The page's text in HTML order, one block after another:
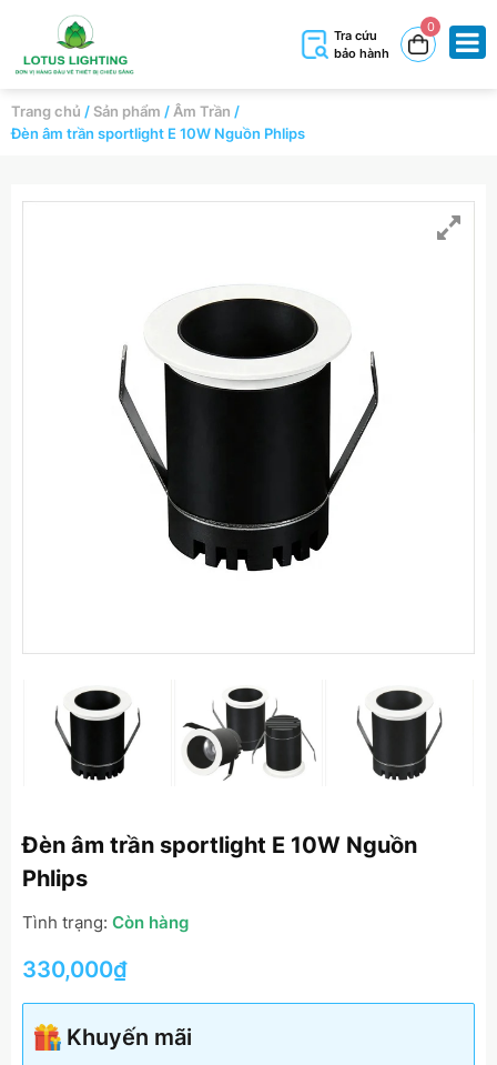
Tra cứu
bảo hành
0
Trang chủ /Sản phẩm / Âm Trần /
Đèn âm trần sportlight E 10W Nguồn Phlips
Đèn âm trần sportlight E 10W Nguồn
Phlips
Tình trạng: Còn hàng
330,000₫
Khuyến mãi